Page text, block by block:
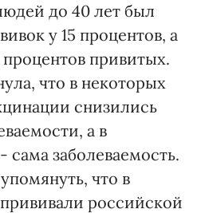
до 40 лет был
у 15 процентов, а
привитых.
что в некоторых
снизились
а в
заболеваемость.
что в
российской